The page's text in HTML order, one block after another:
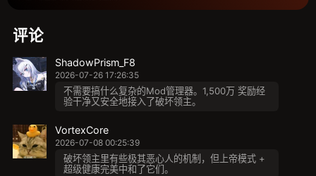
评论
ShadowPrism_F8
2026-07-26 17:26:35
不需要搞什么复杂的Mod管理器。1,500万 奖励经
验干净又安全地接入了破坏领主。
VortexCore
2026-07-08 00:25:39
破坏领主里有些极其恶心人的机制，但上帝模式 +
超级健康完美中和了它们。